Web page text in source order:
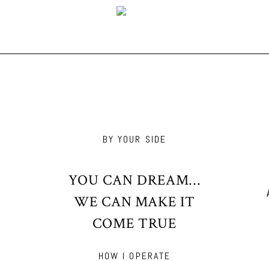
BY YOUR SIDE
YOU CAN DREAM…
WE CAN MAKE IT
COME TRUE
HOW I OPERATE